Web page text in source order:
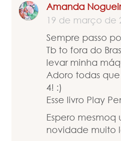
Amanda
19 de março de
Sempre passo
Tb to fora do
levar minha
Adoro todas
4! :)
Esse livro Play
Espero
novidade muito